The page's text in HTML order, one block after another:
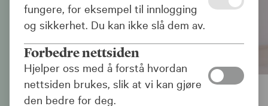
fungere, for eksempel til innlogging
og sikkerhet. Du kan ikke slå dem av.
Forbedre nettsiden
Hjelper oss med å forstå hvordan
nettsiden brukes, slik at vi kan gjøre
den bedre for deg.